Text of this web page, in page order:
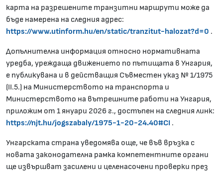
карта на разрешените транзитни маршрути може да
бъде намерена на следния адрес:
https://www.utinform.hu/en/static/tranzitut-halozat?d=0 .
Допълнителна информация относно нормативната
уредба, уреждаща движението по пътищата в Унгария,
е публикувана и в действащия Съвместен указ № 1/1975
(II.5.) на Министерството на транспорта и
Министерството на вътрешните работи на Унгария,
приложим от 1 януари 2026 г., достъпен на следния линк:
https://njt.hu/jogszabaly/1975-1-20-24.40#CI .
Унгарската страна уведомява още, че във връзка с
новата законодателна рамка компетентните органи
ще извършват засилени и целенасочени проверки през